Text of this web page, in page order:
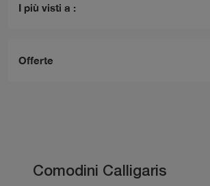
I più visti a :
Offerte
Comodini Calligaris